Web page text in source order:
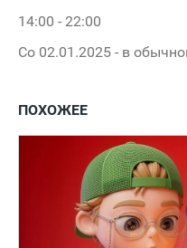
14:00 - 22:00
Со 02.01.2025 - в
ПОХОЖЕЕ